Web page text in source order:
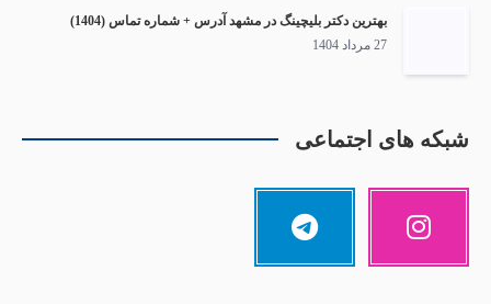
بهترین دکتر بلیچینگ در مشهد آدرس + شماره تماس (1404)
27 مرداد 1404
شبکه های اجتماعی